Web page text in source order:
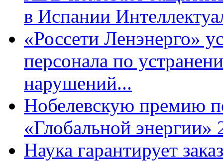
в Испании
«Россети Ленэнерго»
персонала по
нарушений...
Нобелевскую премию
«Глобальной
Наука гарантирует